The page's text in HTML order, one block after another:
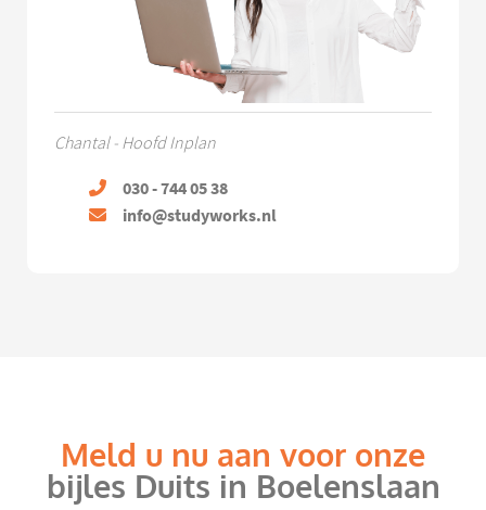
Chantal - Hoofd Inplan
030 - 744 05 38
info@studyworks.nl
Meld u nu aan voor onze
bijles Duits in Boelenslaan